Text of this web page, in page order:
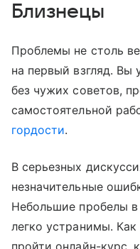
Близнецы
Проблемы не столь
на первый взгляд. Вы
без чужих советов,
самостоятельной
гордости.
В серьезных
незначительные
Небольшие пробелы в
легко устранимы.